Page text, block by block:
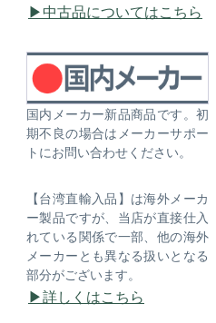
中古品についてはこちら
国内メーカー新品商品です。初
期不良の場合はメーカーサポー
トにお問い合わせください。
【台湾直輸入品】は海外メーカ
ー製品ですが、当店が直接仕入
れている関係で一部、他の海外
メーカーとも異なる扱いとなる
部分がございます。
詳しくはこちら